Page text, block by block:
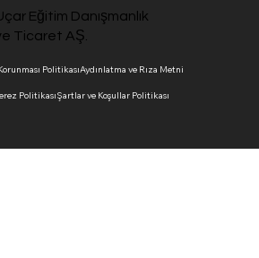
Eğitim Danışmanlık
Ticaret AŞ.
PolitikasıAydınlatma ve Rıza Metni
PolitikasıŞartlar ve Koşullar Politikası